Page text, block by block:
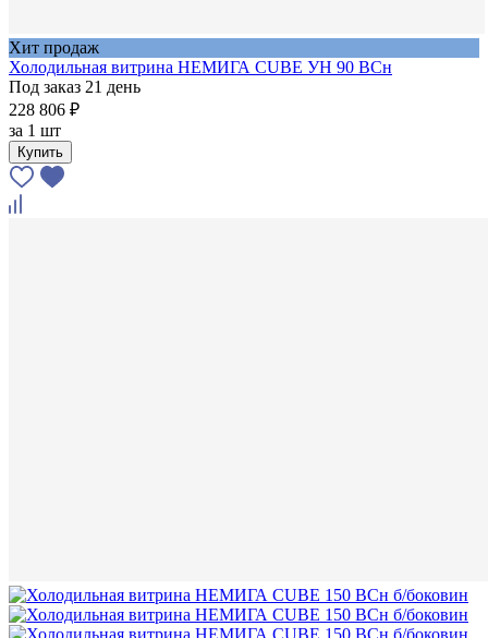
Хит продаж
Холодильная витрина НЕМИГА CUBE УН 90 ВСн
Под заказ 21 день
228 806 ₽
за 1 шт
Купить